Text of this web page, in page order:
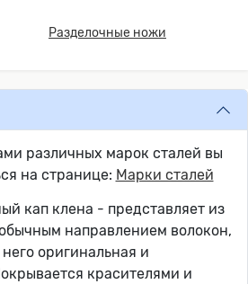
Разделочные ножи
различных марок сталей вы
на странице: Марки сталей
кап клена - представляет из
направлением волокон,
оригинальная и
красителями и